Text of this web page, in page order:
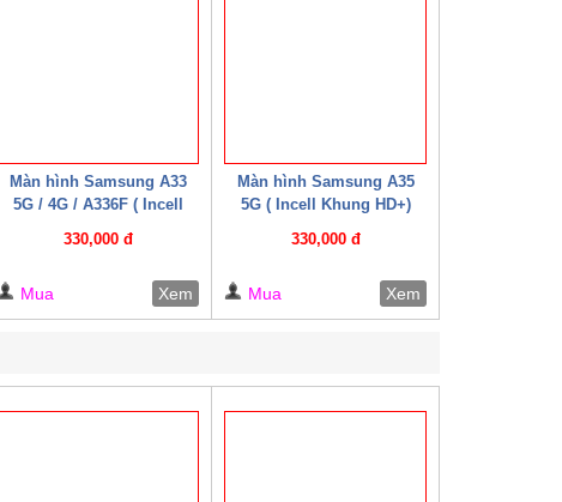
Màn hình Samsung A33
5G / 4G / A336F ( Incell
330,000 đ
Mua Xem
Màn hình Samsung A35
5G ( Incell Khung HD+)
330,000 đ
Mua Xem